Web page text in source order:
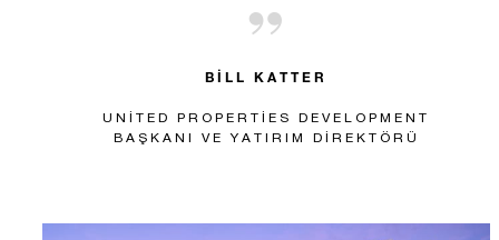
BILL KATTER
UNITED PROPERTIES DEVELOPMENT
BAŞKANI VE YATIRIM DIREKTÖRÜ